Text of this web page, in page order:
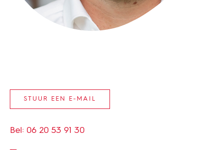
STUUR EEN E-MAIL
Bel: 06 20 53 91 30